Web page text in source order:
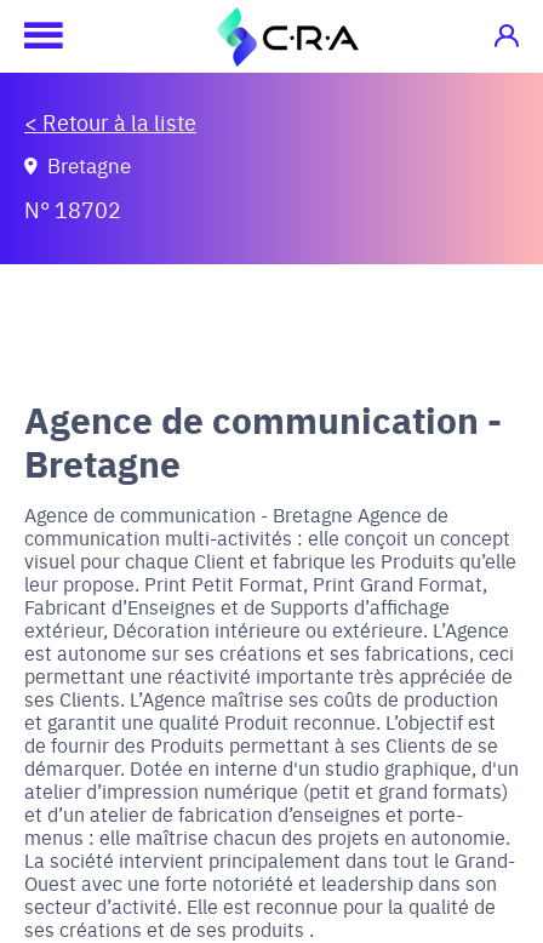
< Retour à la liste
N° 18702
Bretagne
Agence de communication -
Bretagne
Agence de communication - Bretagne Agence de
communication multi-activités : elle conçoit un concept
visuel pour chaque Client et fabrique les Produits qu’elle
leur propose. Print Petit Format, Print Grand Format,
Fabricant d’Enseignes et de Supports d’affichage
extérieur, Décoration intérieure ou extérieure. L’Agence
est autonome sur ses créations et ses fabrications, ceci
permettant une réactivité importante très appréciée de
ses Clients. L’Agence maîtrise ses coûts de production
et garantit une qualité Produit reconnue. L’objectif est
de fournir des Produits permettant à ses Clients de se
démarquer. Dotée en interne d'un studio graphique, d'un
atelier d’impression numérique (petit et grand formats)
et d’un atelier de fabrication d’enseignes et porte-
menus : elle maîtrise chacun des projets en autonomie.
La société intervient principalement dans tout le Grand-
Ouest avec une forte notoriété et leadership dans son
secteur d’activité. Elle est reconnue pour la qualité de
ses créations et de ses produits .